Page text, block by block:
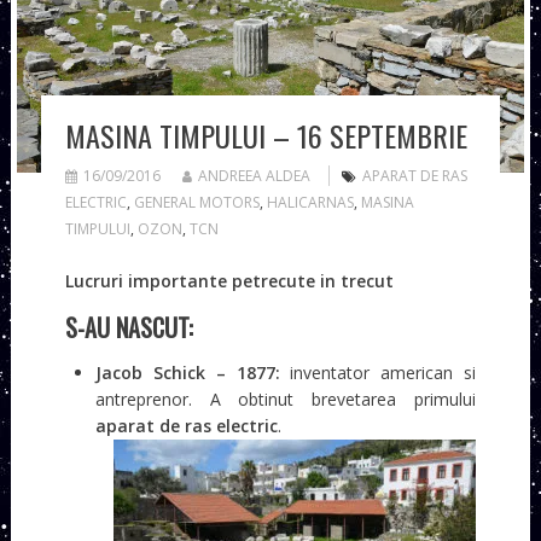
MASINA TIMPULUI – 16 SEPTEMBRIE
16/09/2016 ANDREEA ALDEA
APARAT DE RAS
ELECTRIC, GENERAL MOTORS, HALICARNAS, MASINA
TIMPULUI, OZON, TCN
Lucruri importante petrecute in trecut
S-AU NASCUT:
Jacob Schick– 1877: inventator american si
antreprenor. A obtinut brevetarea primului
aparat de ras electric.